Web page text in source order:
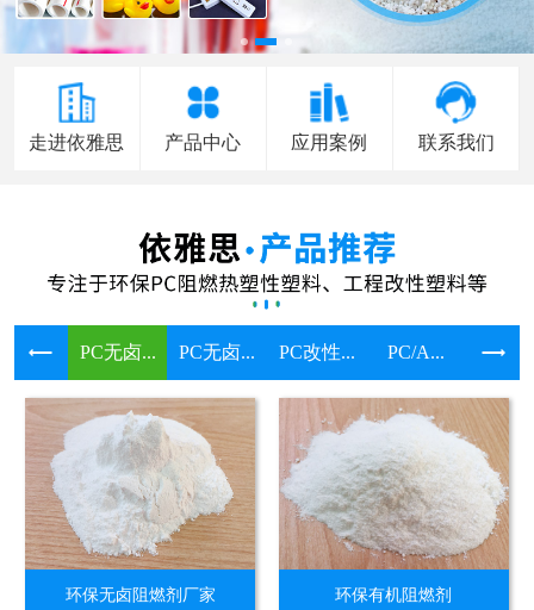
走进依雅思 产品中心 应用案例 联系我们
PC无卤... PC无卤... PC改性... PC/A... 溴系
环保无卤阻燃剂厂家 环保有机阻燃剂